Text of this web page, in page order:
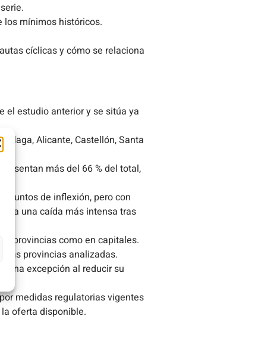
los mínimos históricos.
cíclicas y cómo se relaciona
el estudio anterior y se sitúa ya
Alicante, Castellón, Santa
más del 66 % del total,
puntos de inflexión, pero con
una caída más intensa tras
provincias como en capitales.
las provincias analizadas.
una excepción al reducir su
medidas regulatorias vigentes
oferta disponible.